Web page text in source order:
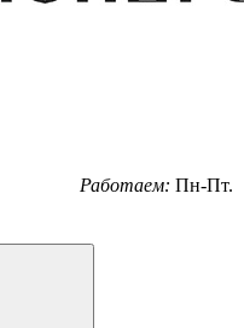
Работаем: Пн-Пт.